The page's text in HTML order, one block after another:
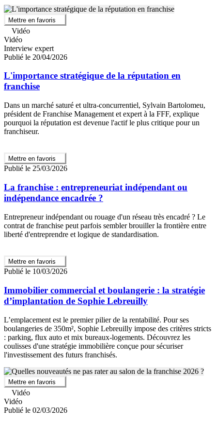
Mettre en favoris
Vidéo
Vidéo
Interview expert
Publié le 20/04/2026
L'importance stratégique de la réputation en
franchise
Dans un marché saturé et ultra-concurrentiel, Sylvain Bartolomeu,
président de Franchise Management et expert à la FFF, explique
pourquoi la réputation est devenue l'actif le plus critique pour un
franchiseur.
Mettre en favoris
Publié le 25/03/2026
La franchise : entrepreneuriat indépendant ou
indépendance encadrée ?
Entrepreneur indépendant ou rouage d'un réseau très encadré ? Le
contrat de franchise peut parfois sembler brouiller la frontière entre
liberté d'entreprendre et logique de standardisation.
Mettre en favoris
Publié le 10/03/2026
Immobilier commercial et boulangerie : la stratégie
d’implantation de Sophie Lebreuilly
L’emplacement est le premier pilier de la rentabilité. Pour ses
boulangeries de 350m², Sophie Lebreuilly impose des critères stricts
: parking, flux auto et mix bureaux-logements. Découvrez les
coulisses d'une stratégie immobilière conçue pour sécuriser
l'investissement des futurs franchisés.
Mettre en favoris
Vidéo
Vidéo
Publié le 02/03/2026